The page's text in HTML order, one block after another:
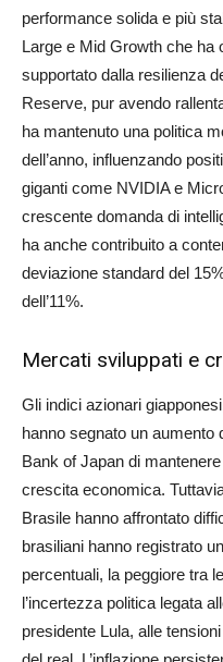
performance solida e più
Large e Mid Growth che ha
supportato dalla resilienza
Reserve, pur avendo
ha mantenuto una politica
dell’anno, influenzando
giganti come NVIDIA e
crescente domanda di
ha anche contribuito a
deviazione standard del
dell’11%.
Mercati sviluppati e
Gli indici azionari
hanno segnato un aumento
Bank of Japan di
crescita economica.
Brasile hanno affrontato
brasiliani hanno registrato
percentuali, la peggiore tra
l’incertezza politica legata
presidente Lula, alle